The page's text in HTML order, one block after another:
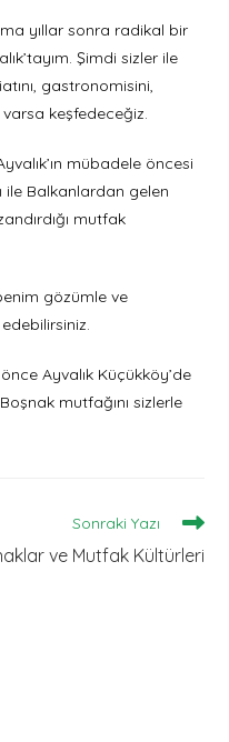
yıllar sonra radikal bir
Şimdi sizler ile
gastronomisini,
keşfedeceğiz.
mübadele öncesi
ile Balkanlardan gelen
mutfak
gözümle ve
Ayvalık Küçükköy’de
mutfağını sizlerle
Sonraki Yazı
ve Mutfak Kültürleri